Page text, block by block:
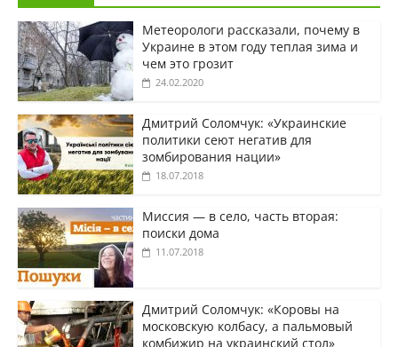
Метеорологи рассказали, почему в
Украине в этом году теплая зима и
чем это грозит
24.02.2020
Дмитрий Соломчук: «Украинские
политики сеют негатив для
зомбирования нации»
18.07.2018
Миссия — в село, часть вторая:
поиски дома
11.07.2018
Дмитрий Соломчук: «Коровы на
московскую колбасу, а пальмовый
комбижир на украинский стол»